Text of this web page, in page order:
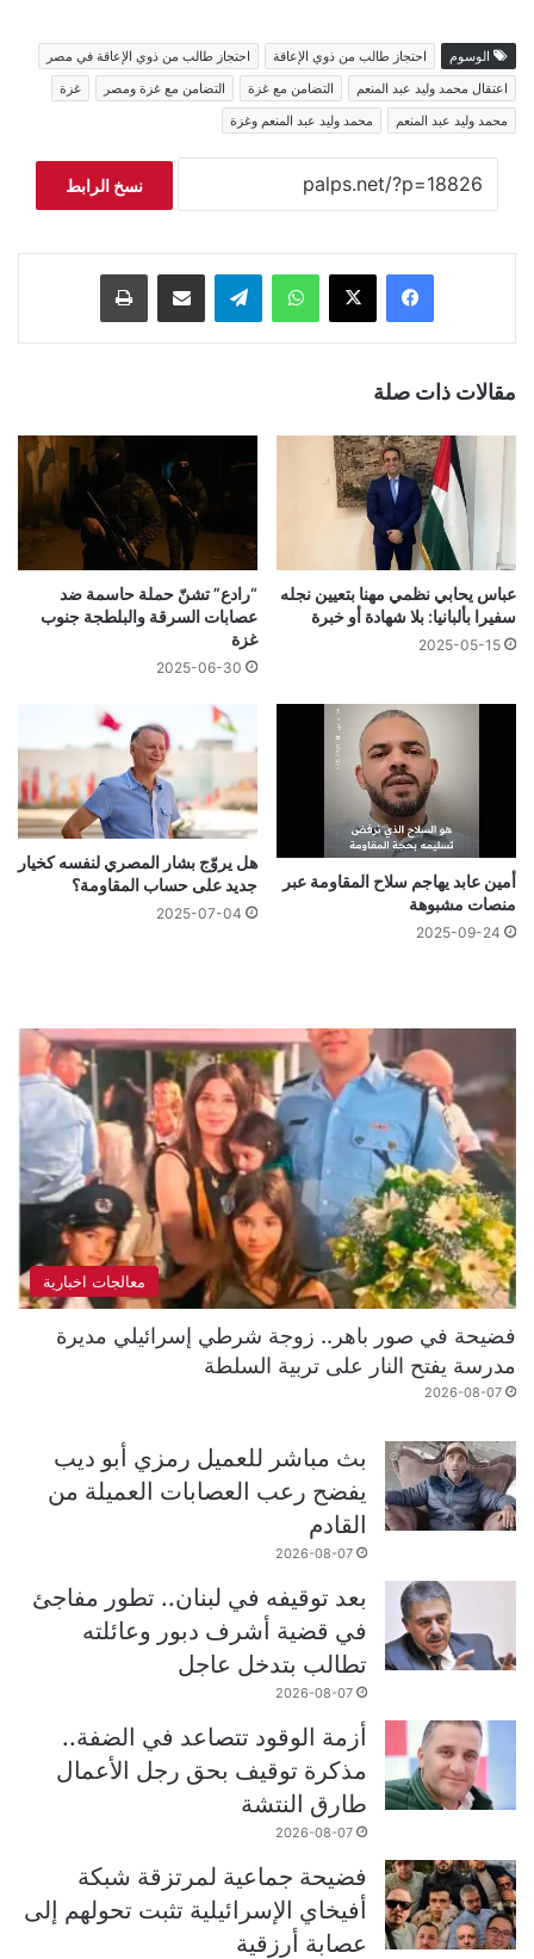
الوسوم احتجاز طالب من ذوي الإعاقة
احتجاز طالب من ذوي الإعاقة في مصر
اعتقال محمد وليد عبد المنعم
التضامن مع غزة التضامن مع غزة ومصر
غزة
محمد وليد عبد المنعم
محمد وليد عبد المنعم وغزة
نسخ الرابط
فيسبوك ‫X واتساب تيلقرام مشاركة عبر البريد طباعة
مقالات ذات صلة
عباس يحابي نظمي مهنا بتعيين نجله
سفيرا بألبانيا: بلا شهادة أو خبرة
2025-05-15
“رادع” تشنّ حملة حاسمة ضد
عصابات السرقة والبلطجة جنوب
غزة
2025-06-30
أمين عابد يهاجم سلاح المقاومة عبر
منصات مشبوهة
2025-09-24
هل يروّج بشار المصري لنفسه كخيار
جديد على حساب المقاومة؟
2025-07-04
معالجات اخبارية
فضيحة في صور باهر.. زوجة شرطي إسرائيلي مديرة
مدرسة يفتح النار على تربية السلطة
2026-08-07
بث مباشر للعميل رمزي أبو ديب
يفضح رعب العصابات العميلة من
القادم
2026-08-07
بعد توقيفه في لبنان.. تطور مفاجئ
في قضية أشرف دبور وعائلته
تطالب بتدخل عاجل
2026-08-07
أزمة الوقود تتصاعد في الضفة..
مذكرة توقيف بحق رجل الأعمال
طارق النتشة
2026-08-07
فضيحة جماعية لمرتزقة شبكة
أفيخاي الإسرائيلية تثبت تحولهم إلى
عصابة أرزقية